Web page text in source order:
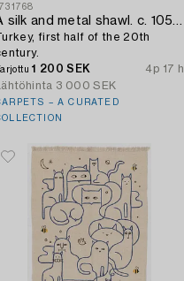
first half of the 20th
Tarjottu1 200 SEK
4p 17 h
Lähtöhinta 3 000 SEK
– A CURATED